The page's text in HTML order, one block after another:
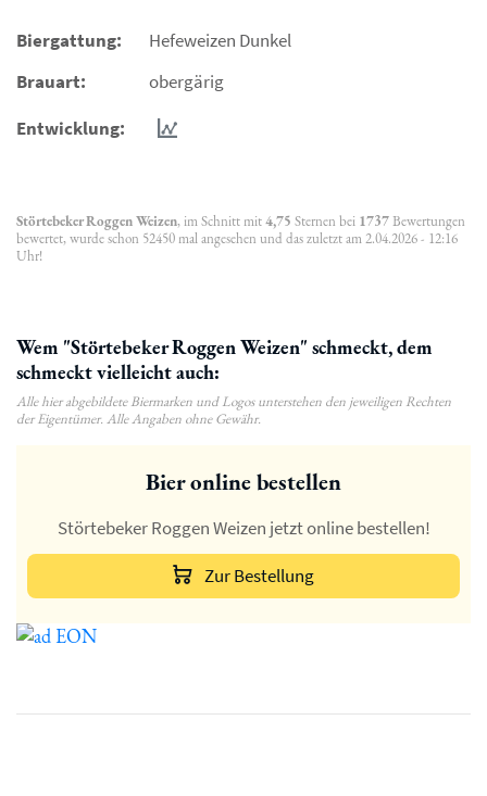
Biergattung:
Hefeweizen Dunkel
Brauart:
obergärig
Entwicklung:
Störtebeker Roggen Weizen, im Schnitt mit4,75 Sternen bei 1737Bewertungen
bewertet, wurde schon 52450 mal angesehen und das zuletzt am 2.04.2026 - 12:16
Uhr!
Wem "Störtebeker Roggen Weizen" schmeckt, dem
schmeckt vielleicht auch:
Alle hier abgebildete Biermarken und Logos unterstehen den jeweiligen Rechten
der Eigentümer. Alle Angaben ohne Gewähr.
Bier online bestellen
Störtebeker Roggen Weizen jetzt online bestellen!
Zur Bestellung